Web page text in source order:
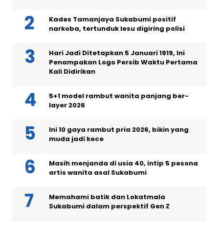
Kades Tamanjaya Sukabumi positif
narkoba, tertunduk lesu digiring polisi
Hari Jadi Ditetapkan 5 Januari 1919, Ini
Penampakan Logo Persib Waktu Pertama
Kali Didirikan
5+1 model rambut wanita panjang ber-
layer 2026
Ini 10 gaya rambut pria 2026, bikin yang
muda jadi kece
Masih menjanda di usia 40, intip 5 pesona
artis wanita asal Sukabumi
Memahami batik dan Lokatmala
Sukabumi dalam perspektif Gen Z